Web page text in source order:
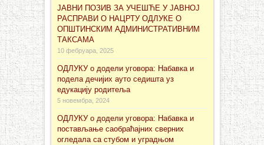
ЈАВНИ ПОЗИВ ЗА УЧЕШЋЕ У ЈАВНОЈ
РАСПРАВИ О НАЦРТУ ОДЛУКЕ О
ОПШТИНСКИМ АДМИНИСТРАТИВНИМ
ТАКСАМА
10 фебруара, 2025
ОДЛУКУ о додели уговора: Набавка и
подела дечијих ауто седишта уз
едукацију родитеља
5 новембра, 2024
ОДЛУКУ о додели уговора: Набавка и
постављање саобраћајних сверних
огледала са стубом и уградњом